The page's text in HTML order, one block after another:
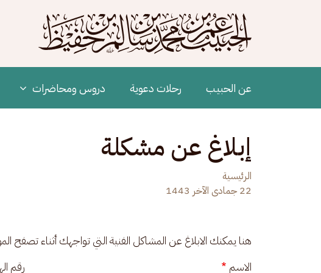
Main navigation
عن الحبيب رحلات دعوية دروس ومحاضرات
إبلاغ عن مشكلة
الرئيسية
22 جمادى الآخر 1443
هنا يمكنك الابلاغ عن المشاكل الفنية التي تواجهك أثناء تصفح
الاسم
رقم